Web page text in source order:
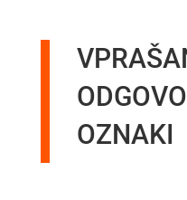
OZNAKI